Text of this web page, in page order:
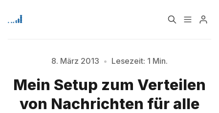
Signup
Bitte geben Sie mindestens 3 Zeichen ein
8. März 2013 • Lesezeit: 1 Min.
Mein Setup zum Verteilen
von Nachrichten für alle